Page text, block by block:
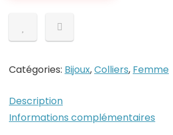
Catégories: Bijoux,Colliers, Femme
Description
Informations complémentaires